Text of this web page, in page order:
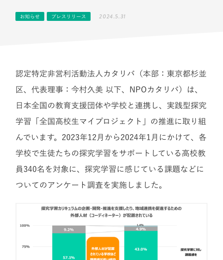
お知らせ プレスリリース 2024.5.31
認定特定非営利活動法人カタリバ（本部：東京都杉並
区、代表理事：今村久美 以下、NPOカタリバ）は、
日本全国の教育支援団体や学校と連携し、実践型探究
学習「全国高校生マイプロジェクト」の推進に取り組
んでいます。2023年12月から2024年1月にかけて、各
学校で生徒たちの探究学習をサポートしている高校教
員340名を対象に、探究学習に感じている課題などに
ついてのアンケート調査を実施しました。